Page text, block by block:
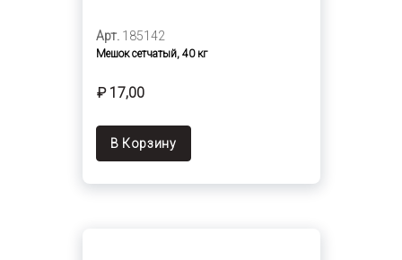
Арт. 185142
Мешок сетчатый, 40 кг
₽ 17,00
В Корзину